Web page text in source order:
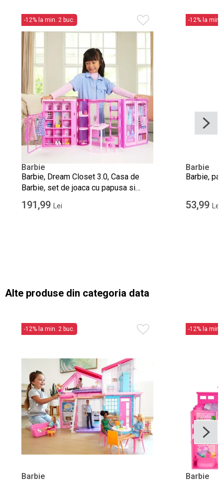
-12% la min. 2 buc.
Barbie
Barbie, Dream Closet 3.0, Casa de
Barbie, set de joaca cu papusa si
accesorii
191,99 Lei
-12% la min.
Barbie
Barbie,
53,99 Lei
Alte produse din categoria data
-12% la min. 2 buc.
Barbie
-12% la min.
Barbie